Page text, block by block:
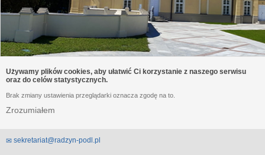
Używamy plików cookies, aby ułatwić Ci korzystanie z naszego serwisu
oraz do celów statystycznych.
Brak zmiany ustawienia przeglądarki oznacza zgodę na to.
Zrozumiałem
sekretariat@radzyn-podl.pl